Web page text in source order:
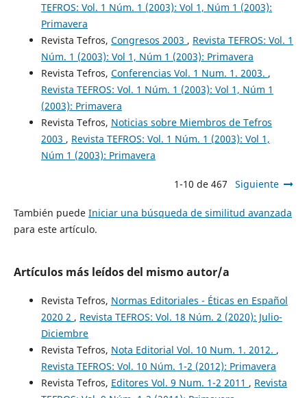
TEFROS: Vol. 1 Núm. 1 (2003): Vol 1, Núm 1 (2003):
Primavera
Revista Tefros, Congresos 2003 , Revista TEFROS: Vol. 1
Núm. 1 (2003): Vol 1, Núm 1 (2003): Primavera
Revista Tefros, Conferencias Vol. 1 Num. 1. 2003. ,
Revista TEFROS: Vol. 1 Núm. 1 (2003): Vol 1, Núm 1
(2003): Primavera
Revista Tefros, Noticias sobre Miembros de Tefros
2003 , Revista TEFROS: Vol. 1 Núm. 1 (2003): Vol 1,
Núm 1 (2003): Primavera
1-10 de 467 Siguiente
También puede Iniciar una búsqueda de similitud avanzada
para este artículo.
Artículos más leídos del mismo autor/a
Revista Tefros, Normas Editoriales - Éticas en Español
2020 2 , Revista TEFROS: Vol. 18 Núm. 2 (2020): Julio-
Diciembre
Revista Tefros, Nota Editorial Vol. 10 Num. 1. 2012. ,
Revista TEFROS: Vol. 10 Núm. 1-2 (2012): Primavera
Revista Tefros, Editores Vol. 9 Num. 1-2 2011 , Revista